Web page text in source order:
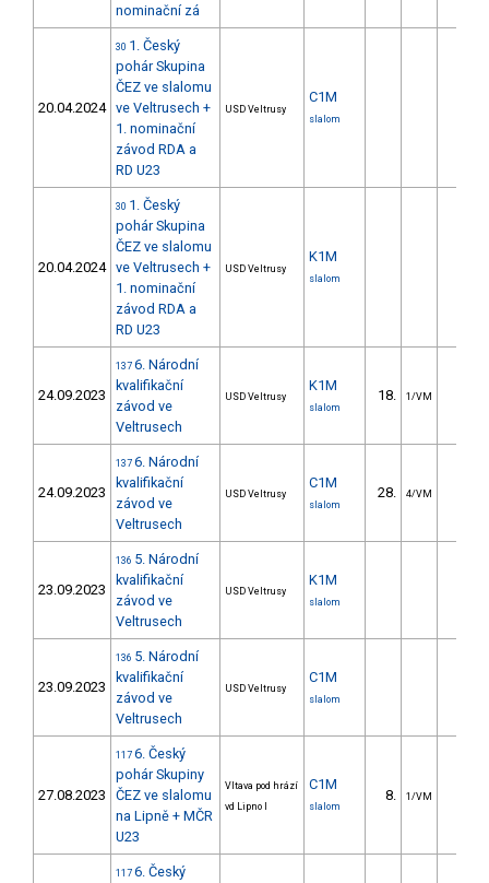
nominační zá
20.04.2024
30 1. Český
pohár Skupina
ČEZ ve slalomu
ve Veltrusech +
1. nominační
závod RDA a
RD U23
USD Veltrusy
C1M
slalom
20.04.2024
30 1. Český
pohár Skupina
ČEZ ve slalomu
ve Veltrusech +
1. nominační
závod RDA a
RD U23
USD Veltrusy
K1M
slalom
24.09.2023
137 6. Národní
kvalifikační
závod ve
Veltrusech
USD Veltrusy
K1M
slalom
18. 1/VM
24.09.2023
137 6. Národní
kvalifikační
závod ve
Veltrusech
USD Veltrusy
C1M
slalom
28. 4/VM
23.09.2023
136 5. Národní
kvalifikační
závod ve
Veltrusech
USD Veltrusy
K1M
slalom
23.09.2023
136 5. Národní
kvalifikační
závod ve
Veltrusech
USD Veltrusy
C1M
slalom
27.08.2023
117 6. Český
pohár Skupiny
ČEZ ve slalomu
na Lipně + MČR
U23
Vltava pod hrází
vd Lipno I
C1M
slalom
8. 1/VM
117 6. Český